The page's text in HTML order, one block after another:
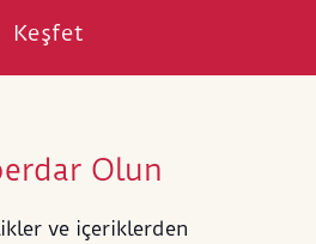
Keşfet
Olun
ve içeriklerden